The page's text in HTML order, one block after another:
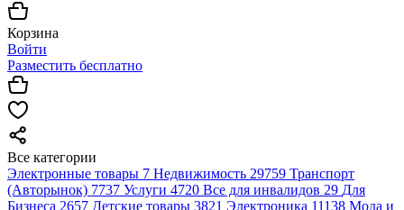
Корзина
Войти
Разместить бесплатно
Все категории
Электронные товары 7 Недвижимость 29759 Транспорт
(Авторынок) 7737 Услуги 4720 Все для инвалидов 29 Для
Бизнеса 2657 Детские товары 3821 Электроника 11138 Мода и